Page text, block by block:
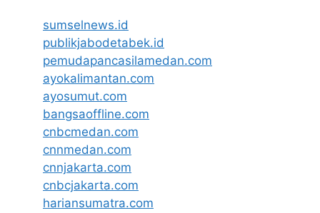
sumselnews.id
publikjabodetabek.id
pemudapancasilamedan.com
ayokalimantan.com
ayosumut.com
bangsaoffline.com
cnbcmedan.com
cnnmedan.com
cnnjakarta.com
cnbcjakarta.com
hariansumatra.com